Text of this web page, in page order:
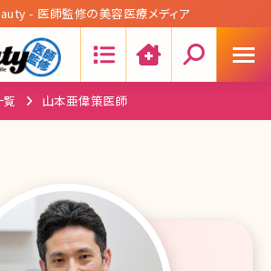
- 医師監修の美容医療メディア
山本亜偉策医師